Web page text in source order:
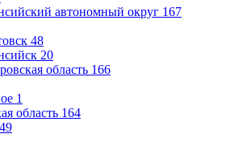
автономный округ 167
48
20
область 166
1
область 164